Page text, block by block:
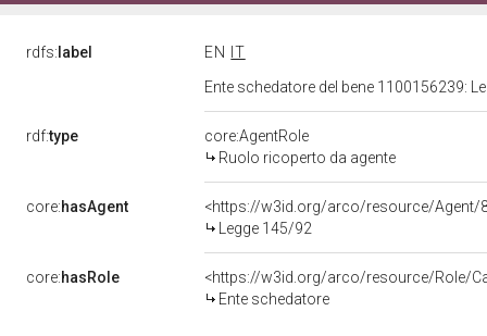
rdfs: label EN
IT
Ente schedatore del bene 1100156239:
rdf:type
core:AgentRole
Ruolo ricoperto da agente
core:hasAgent
<https://w3id.org/arco/resource/Agent/
Legge 145/92
core:hasRole
<https://w3id.org/arco/resource/Role/
Ente schedatore